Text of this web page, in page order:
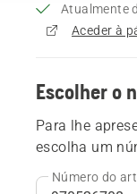
Atualmente
Escolher o
Para lhe
escolha um
Número do